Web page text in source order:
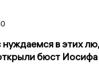
в этих
бюст Иосифа